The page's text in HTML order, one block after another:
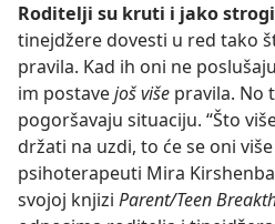
Roditelji su kruti i jako
tinejdžere dovesti u red tako
pravila. Kad ih oni ne
im postavejoš više pravila. No
pogoršavaju situaciju. “Što
držati na uzdi, to će se oni
psihoterapeuti Mira
svojoj knjizi Parent/Teen